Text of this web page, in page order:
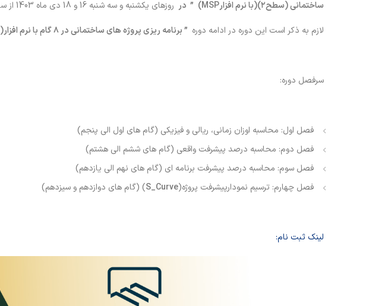
ساختمانی (سطح۲) (با نرم افزارMSP
) ” در روزهای یکشنبه و سه شنبه 16 و 18 دی ماه 1403 از ساعت 16 الی 20 برگزار می نماید.
لازم به ذکر است این دوره در ادامه دوره ”برنامه ریزی پروژه های ساختمانی در۸گام با نرم افزار(MSP)
سرفصل دوره:
فصل اول: محاسبه اوزان زمانی، ریالی و فیزیکی (گام های اول الی پنجم)
فصل دوم:‌ محاسبه درصد پیشرفت واقعی (گام های ششم الی هشتم)
فصل سوم: محاسبه درصد پیشرفت برنامه ای (گام های نهم الی یازدهم)
فصل چهارم: ترسیم نمودارپیشرفت پروژه(S_Curve) (گام های دوازدهم و سیزدهم)
لینک ثبت نام: